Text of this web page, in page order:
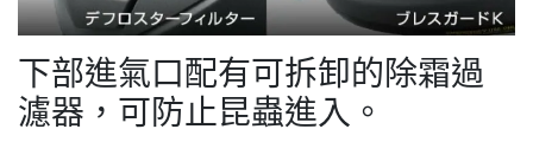
下部進氣口配有可拆卸的除霜過
濾器，可防止昆蟲進入。